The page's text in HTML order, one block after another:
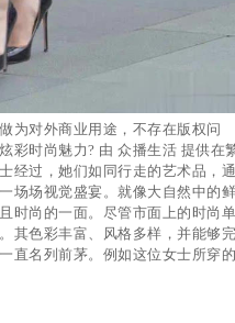
为对外商业用途，不存在版权问
彩时尚魅力? 由 众播生活 提供在
经过，她们如同行走的艺术品，通
场场视觉盛宴。就像大自然中的鲜
时尚的一面。尽管市面上的时尚单
其色彩丰富、风格多样，并能够完
直名列前茅。例如这位女士所穿的